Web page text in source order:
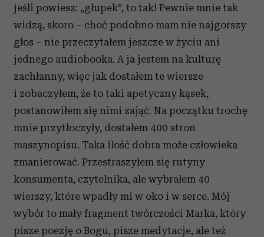
jeśli powiesz: „głupek”, to tak! Pewnie mnie tak
widzą, skoro – choć podobno mam nie najgorszy
głos – nie przeczytałem jeszcze w życiu ani
jednego audiobooka. A ja jestem na kulturę
zachłanny, więc jak dostałem te wiersze
i zobaczyłem, że to taki apetyczny kąsek,
postanowiłem się nimi zająć. Na początku trochę
mnie przytłoczyły, dostałem 400 stron
maszynopisu. Taka ilość dobra może człowieka
zmanierować. Przestraszyłem się rutyny
konsumenta, czytelnika, ale wybrałem 40
wierszy, które wpadły mi w oko i w serce. Mój
wybór to mały fragment twórczości Marka, który
pisze poezję o Bogu, pisze medytacje, ale też